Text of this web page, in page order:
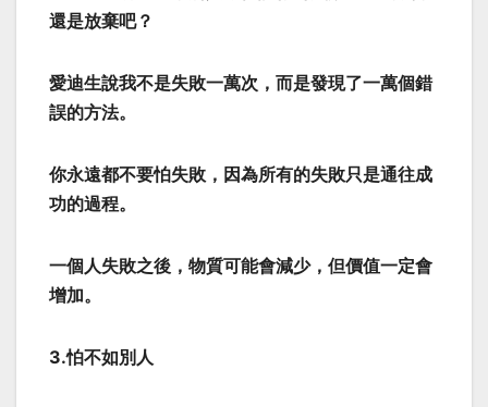
還是放棄吧？
愛迪生說我不是失敗一萬次，而是發現了一萬個錯
誤的方法。
你永遠都不要怕失敗，因為所有的失敗只是通往成
功的過程。
一個人失敗之後，物質可能會減少，但價值一定會
增加。
3.怕不如別人